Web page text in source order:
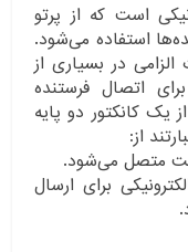
است که از پرتو
استفاده می‌شود.
در بسیاری از
اتصال فرستنده
یک کانکتور دو پایه
از:
متصل می‌شود.
برای ارسال